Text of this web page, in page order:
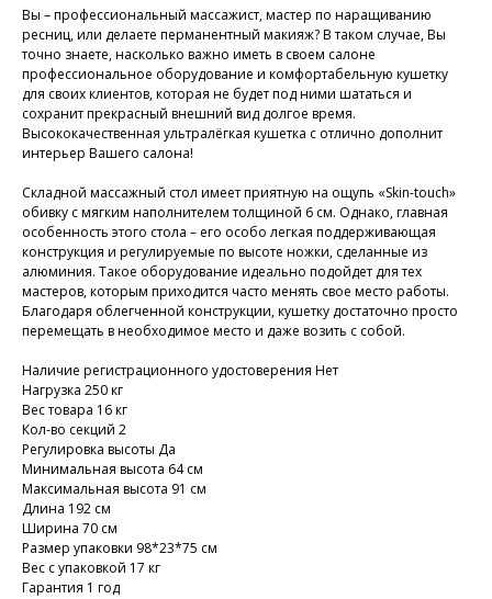
Вы – профессиональный массажист, мастер по наращиванию
ресниц, или делаете перманентный макияж? В таком случае, Вы
точно знаете, насколько важно иметь в своем салоне
профессиональное оборудование и комфортабельную кушетку
для своих клиентов, которая не будет под ними шататься и
сохранит прекрасный внешний вид долгое время.
Высококачественная ультралёгкая кушетка c отлично дополнит
интерьер Вашего салона!
Складной массажный стол имеет приятную на ощупь «Skin-touch»
обивку с мягким наполнителем толщиной 6 см. Однако, главная
особенность этого стола – его особо легкая поддерживающая
конструкция и регулируемые по высоте ножки, сделанные из
алюминия. Такое оборудование идеально подойдет для тех
мастеров, которым приходится часто менять свое место работы.
Благодаря облегченной конструкции, кушетку достаточно просто
перемещать в необходимое место и даже возить с собой.
Наличие регистрационного удостоверения Нет
Нагрузка 250 кг
Вес товара 16 кг
Кол-во секций 2
Регулировка высоты Да
Минимальная высота 64 см
Максимальная высота 91 см
Длина 192 см
Ширина 70 см
Размер упаковки 98*23*75 см
Вес с упаковкой 17 кг
Гарантия 1 год